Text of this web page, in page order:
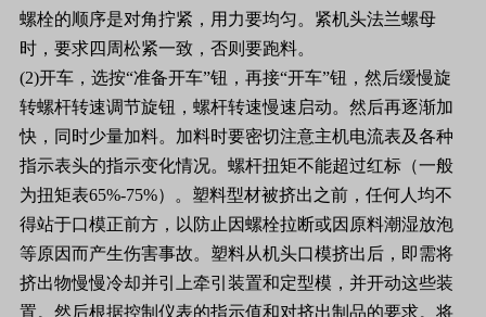
螺栓的顺序是对角拧紧，用力要均匀。紧机头法兰螺母
时，要求四周松紧一致，否则要跑料。
(2)开车，选按“准备开车”钮，再接“开车”钮，然后缓慢旋
转螺杆转速调节旋钮，螺杆转速慢速启动。然后再逐渐加
快，同时少量加料。加料时要密切注意主机电流表及各种
指示表头的指示变化情况。螺杆扭矩不能超过红标（一般
为扭矩表65%-75%）。塑料型材被挤出之前，任何人均不
得站于口模正前方，以防止因螺栓拉断或因原料潮湿放泡
等原因而产生伤害事故。塑料从机头口模挤出后，即需将
挤出物慢慢冷却并引上牵引装置和定型模，并开动这些装
置。然后根据控制仪表的指示值和对挤出制品的要求。将